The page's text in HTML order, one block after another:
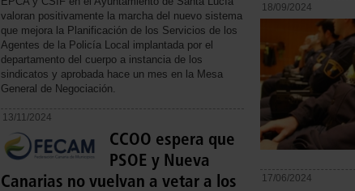
valoran positivamente la marcha del nuevo sistema
que mejora la Planificación de los Servicios de los
Agentes de la Policía Local implantada por el
departamento del cuerpo a instancia de los
sindicatos y aprobada hace un mes en la Mesa
General de Negociación.
13/11/2024
CCOO espera que
PSOE y Nueva
Canarias no vuelvan a vetar a los
18/09/2024
17/06/2024